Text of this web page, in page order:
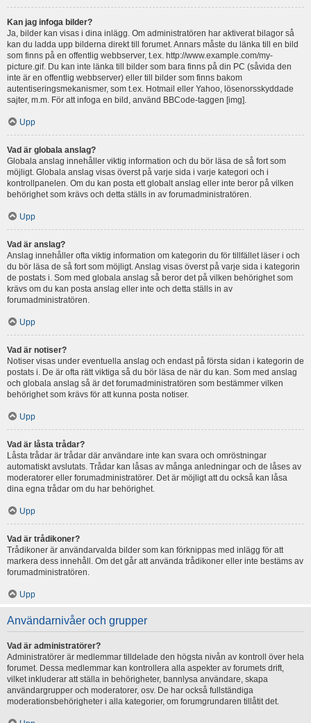
Kan jag infoga bilder?
Ja, bilder kan visas i dina inlägg. Om administratören har aktiverat bilagor så
kan du ladda upp bilderna direkt till forumet. Annars måste du länka till en bild
som finns på en offentlig webbserver, t.ex. http://www.example.com/my-
picture.gif. Du kan inte länka till bilder som bara finns på din PC (såvida den
inte är en offentlig webbserver) eller till bilder som finns bakom
autentiseringsmekanismer, som t.ex. Hotmail eller Yahoo, lösenorsskyddade
sajter, m.m. För att infoga en bild, använd BBCode-taggen [img].
Upp
Vad är globala anslag?
Globala anslag innehåller viktig information och du bör läsa de så fort som
möjligt. Globala anslag visas överst på varje sida i varje kategori och i
kontrollpanelen. Om du kan posta ett globalt anslag eller inte beror på vilken
behörighet som krävs och detta ställs in av forumadministratören.
Upp
Vad är anslag?
Anslag innehåller ofta viktig information om kategorin du för tillfället läser i och
du bör läsa de så fort som möjligt. Anslag visas överst på varje sida i kategorin
de postats i. Som med globala anslag så beror det på vilken behörighet som
krävs om du kan posta anslag eller inte och detta ställs in av
forumadministratören.
Upp
Vad är notiser?
Notiser visas under eventuella anslag och endast på första sidan i kategorin de
postats i. De är ofta rätt viktiga så du bör läsa de när du kan. Som med anslag
och globala anslag så är det forumadministratören som bestämmer vilken
behörighet som krävs för att kunna posta notiser.
Upp
Vad är låsta trådar?
Låsta trådar är trådar där användare inte kan svara och omröstningar
automatiskt avslutats. Trådar kan låsas av många anledningar och de låses av
moderatorer eller forumadministratörer. Det är möjligt att du också kan låsa
dina egna trådar om du har behörighet.
Upp
Vad är trådikoner?
Trådikoner är användarvalda bilder som kan förknippas med inlägg för att
markera dess innehåll. Om det går att använda trådikoner eller inte bestäms av
forumadministratören.
Upp
Användarnivåer och grupper
Vad är administratörer?
Administratörer är medlemmar tilldelade den högsta nivån av kontroll över hela
forumet. Dessa medlemmar kan kontrollera alla aspekter av forumets drift,
vilket inkluderar att ställa in behörigheter, bannlysa användare, skapa
användargrupper och moderatorer, osv. De har också fullständiga
moderationsbehörigheter i alla kategorier, om forumgrundaren tillåtit det.